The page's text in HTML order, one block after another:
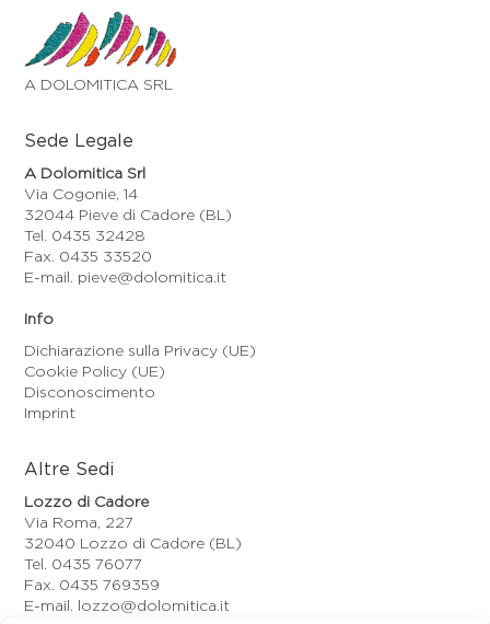
A DOLOMITICA SRL
Sede Legale
A Dolomitica Srl
Via Cogonie, 14
32044 Pieve di Cadore (BL)
Tel. 0435 32428
Fax. 0435 33520
E-mail. pieve@dolomitica.it
Info
Dichiarazione sulla Privacy (UE)
Cookie Policy (UE)
Disconoscimento
Imprint
Altre Sedi
Lozzo di Cadore
Via Roma, 227
32040 Lozzo di Cadore (BL)
Tel. 0435 76077
Fax. 0435 769359
E-mail. lozzo@dolomitica.it